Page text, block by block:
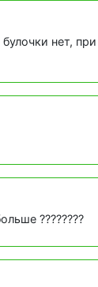
нет, при
????????